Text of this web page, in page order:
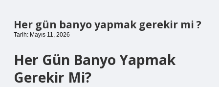
Her gün banyo yapmak gerekir mi ?
Tarih: Mayıs 11, 2026
Her Gün Banyo Yapmak
Gerekir Mi?